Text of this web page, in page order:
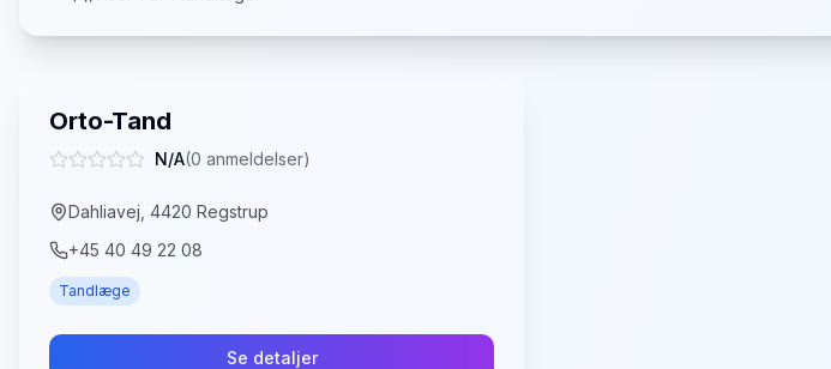
Orto-Tand
N/A(0 anmeldelser)
Dahliavej, 4420 Regstrup
+45 40 49 22 08
Tandlæge
Se detaljer